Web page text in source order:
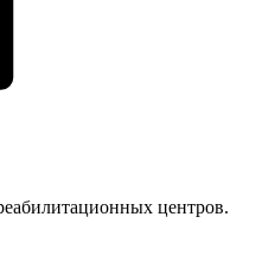
центров.